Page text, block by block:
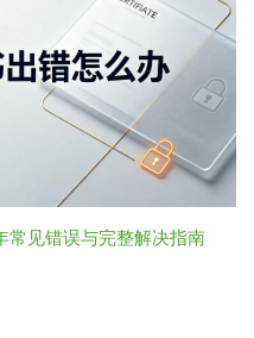
常见错误与完整解决指南